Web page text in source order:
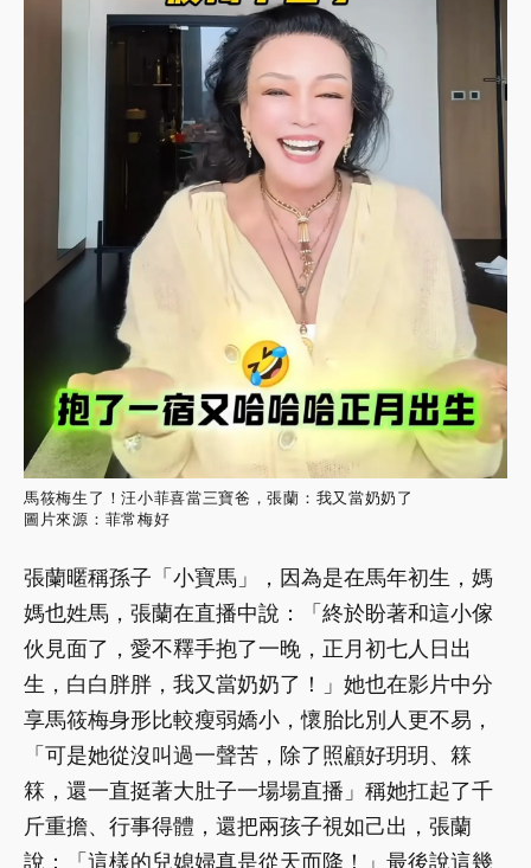
馬筱梅生了！汪小菲喜當三寶爸，張蘭：我又當奶奶了
圖片來源：菲常梅好
張蘭暱稱孫子「小寶馬」，因為是在馬年初生，媽
媽也姓馬，張蘭在直播中說：「終於盼著和這小傢
伙見面了，愛不釋手抱了一晚，正月初七人日出
生，白白胖胖，我又當奶奶了！」她也在影片中分
享馬筱梅身形比較瘦弱嬌小，懷胎比別人更不易，
「可是她從沒叫過一聲苦，除了照顧好玥玥、箖
箖，還一直挺著大肚子一場場直播」稱她扛起了千
斤重擔、行事得體，還把兩孩子視如己出，張蘭
說：「這樣的兒媳婦真是從天而降！」最後說這幾